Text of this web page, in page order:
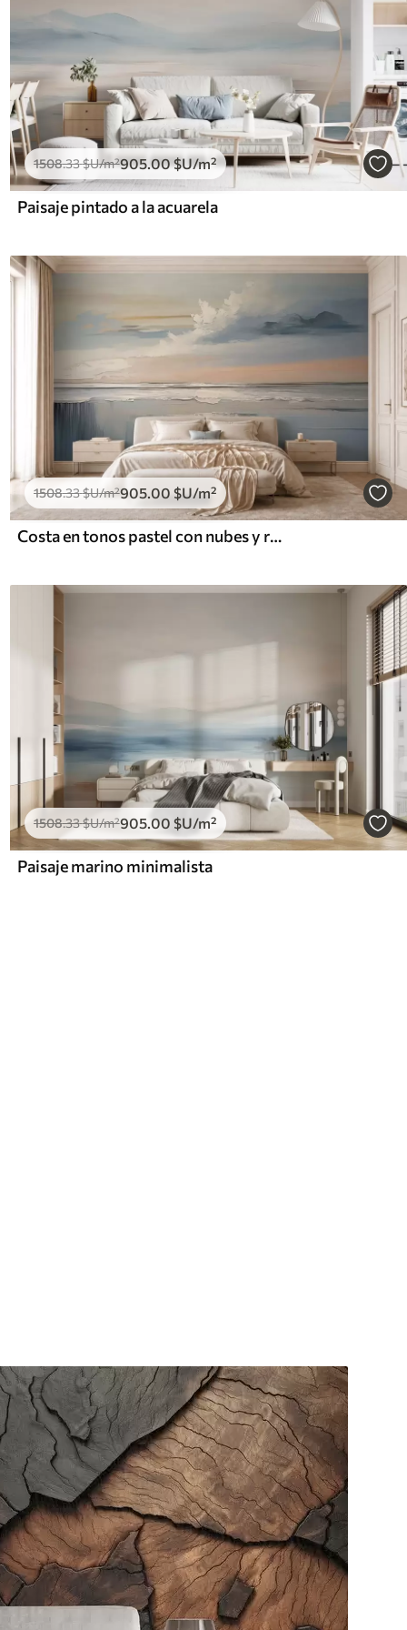
1508.33$U/m²905.00$U/m²
Paisaje pintado a la acuarela
1508.33$U/m²905.00 $U/m²
Costa en tonos pastel con nubes y reflejos en el agua
1508.33$U/m²905.00 $U/m²
Paisaje marino minimalista